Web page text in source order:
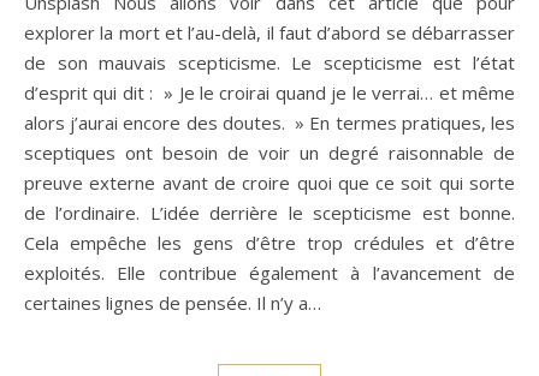
explorer la mort et l’au-delà, il faut d’abord se débarrasser
de son mauvais scepticisme. Le scepticisme est l’état
d’esprit qui dit : » Je le croirai quand je le verrai… et même
alors j’aurai encore des doutes. » En termes pratiques, les
sceptiques ont besoin de voir un degré raisonnable de
preuve externe avant de croire quoi que ce soit qui sorte
de l’ordinaire. L’idée derrière le scepticisme est bonne.
Cela empêche les gens d’être trop crédules et d’être
exploités. Elle contribue également à l’avancement de
certaines lignes de pensée. Il n’y a…